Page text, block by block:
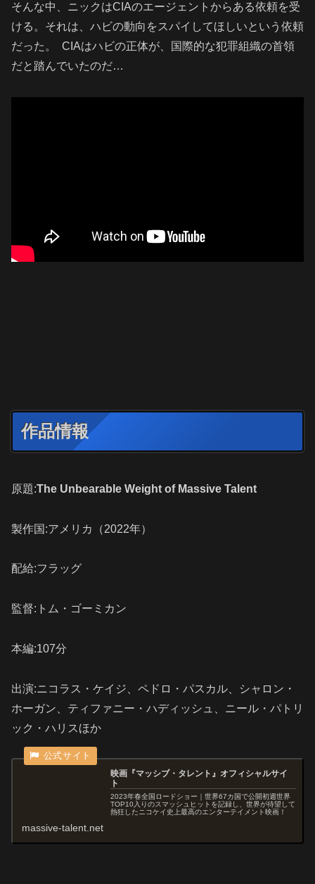
そんな中、ニックはCIAのエージェントからある依頼を受
ける。それは、ハビの動向をスパイしてほしいという依頼
だった。 CIAはハビの正体が、国際的な犯罪組織の首領
だと踏んでいたのだ…
作品情報
原題:The Unbearable Weight of Massive Talent
製作国:アメリカ（2022年）
配給:フラッグ
監督:トム・ゴーミカン
本編:107分
出演:ニコラス・ケイジ、ペドロ・パスカル、
シャロン・
ホーガン、 ティファニー・ハディッシュ、 ニール・パトリ
ック・ハリスほか
映画『マッシブ・タレント』オフィシャルサイ
ト
2023年春全国ロードショー｜世界67カ国で公開初週世界
TOP10入りのスマッシュヒットを記録し、世界が待望して
熱狂したニコケイ史上最高のエンターテイメント映画！
massive-talent.net